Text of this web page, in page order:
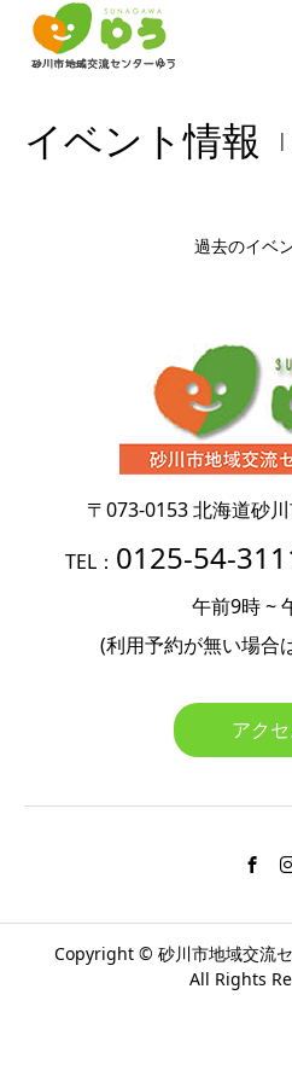
イベント情報 |
過去のイベ
〒073-0153北海道砂
TEL： 0125-54-
午前9時 ~
(利用予約が無い場合
アク
Copyright © 砂川市地域交流
All Rights